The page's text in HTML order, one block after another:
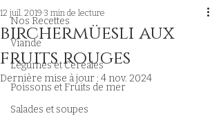
Nos Recettes
Viande
Légumes et Cereales
Poissons et Fruits de mer
Salades et soupes
birchermüesli aux
fruits rouges
12 juil. 2019 3 min de lecture
Dernière mise à jour : 4 nov. 2024